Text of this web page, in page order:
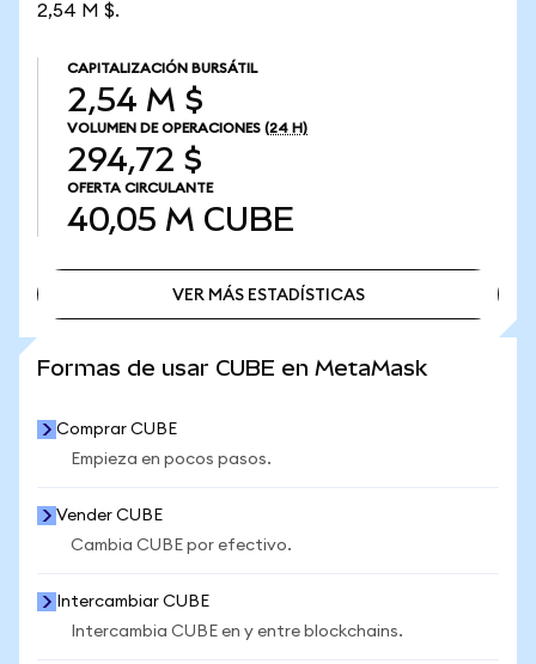
2,54 M $.
CAPITALIZACIÓN BURSÁTIL
2,54 M $
VOLUMEN DE OPERACIONES (24 H)
294,72 $
OFERTA CIRCULANTE
40,05 M CUBE
VER MÁS ESTADÍSTICAS
Formas de usar CUBE en MetaMask
Comprar CUBE
Empieza en pocos pasos.
Vender CUBE
Cambia CUBE por efectivo.
Intercambiar CUBE
Intercambia CUBE en y entre blockchains.